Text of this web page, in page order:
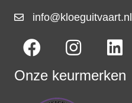
info@kloeguitvaart.nl
Onze keurmerken